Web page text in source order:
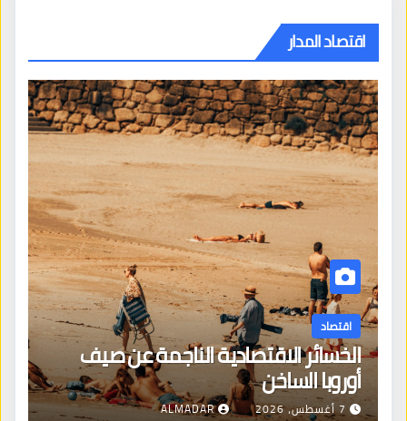
اقتصاد المدار
اقتصاد
الخسائر الاقتصادية الناجمة عن صيف
أوروبا الساخن
7 أغسطس، 2026 ALMADAR